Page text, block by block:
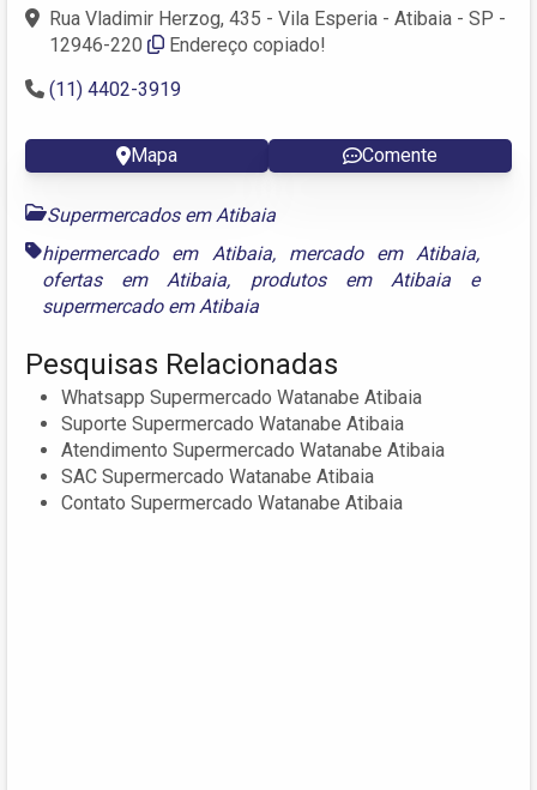
Rua Vladimir Herzog, 435 - Vila Esperia - Atibaia - SP -
12946-220
Endereço copiado!
(11) 4402-3919
Mapa Comente
Supermercados em Atibaia
hipermercado em Atibaia, mercado em Atibaia,
ofertas em Atibaia, produtos em Atibaia e
supermercado em Atibaia
Pesquisas Relacionadas
Whatsapp Supermercado Watanabe Atibaia
Suporte Supermercado Watanabe Atibaia
Atendimento Supermercado Watanabe Atibaia
SAC Supermercado Watanabe Atibaia
Contato Supermercado Watanabe Atibaia